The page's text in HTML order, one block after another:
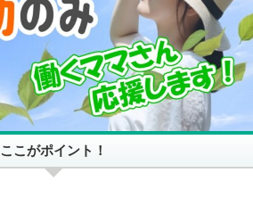
ここがポイント！